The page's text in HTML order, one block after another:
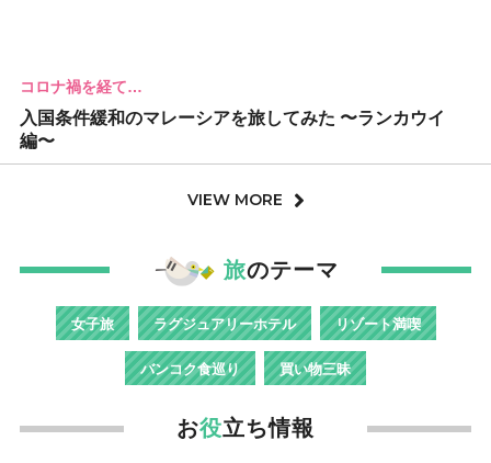
コロナ禍を経て…
入国条件緩和のマレーシアを旅してみた 〜ランカウイ
編〜
VIEW MORE
旅のテーマ
女子旅 ラグジュアリーホテル リゾート満喫
バンコク食巡り 買い物三昧
お役立ち情報